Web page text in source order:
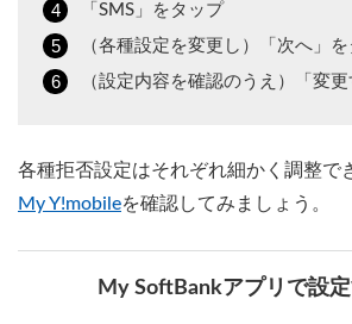
「SMS」をタップ
（各種設定を変更し）「次へ」
（設定内容を確認のうえ）「変
各種拒否設定はそれぞれ細かく調整で
My Y!mobileを確認してみましょう。
My SoftBankアプリで設